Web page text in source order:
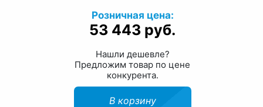
Розничная цена:
53 443 руб.
Нашли дешевле?
Предложим товар по цене
конкурента.
В корзину